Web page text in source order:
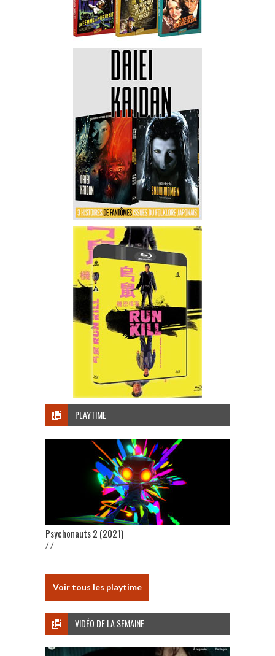
PLAYTIME
Psychonauts 2 (2021)
/ /
Voir tous les playtime
VIDÉO DE LA SEMAINE